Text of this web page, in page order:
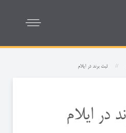
ثبت برند در ایلام
در ایلام